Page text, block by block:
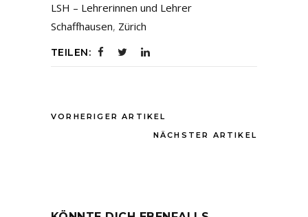
LSH – Lehrerinnen und Lehrer
Schaffhausen, Zürich
TEILEN:
VORHERIGER ARTIKEL
NÄCHSTER ARTIKEL